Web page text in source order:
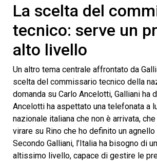
La scelta del
tecnico: serve un
alto livello
Un altro tema centrale affrontato da
scelta del commissario tecnico della
domanda su Carlo Ancelotti, Galliani ha
Ancelotti ha aspettato una telefonata a
nazionale italiana che non è arrivata,
virare su Rino che ho definito un agnello
Secondo Galliani, l’Italia ha bisogno di
altissimo livello, capace di gestire le